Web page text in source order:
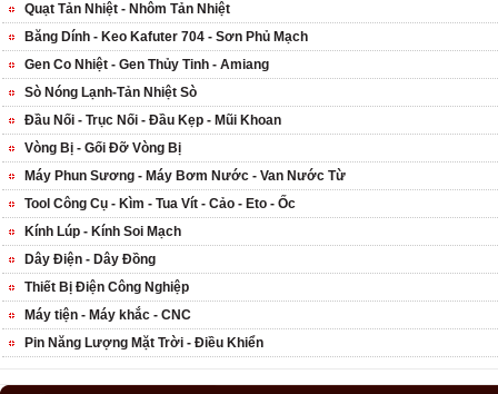
Quạt Tản Nhiệt - Nhôm Tản Nhiệt
Băng Dính - Keo Kafuter 704 - Sơn Phủ Mạch
Gen Co Nhiệt - Gen Thủy Tinh - Amiang
Sò Nóng Lạnh-Tản Nhiệt Sò
Đầu Nối - Trục Nối - Đầu Kẹp - Mũi Khoan
Vòng Bị - Gối Đỡ Vòng Bị
Máy Phun Sương - Máy Bơm Nước - Van Nước Từ
Tool Công Cụ - Kìm - Tua Vít - Cảo - Eto - Ốc
Kính Lúp - Kính Soi Mạch
Dây Điện - Dây Đồng
Thiết Bị Điện Công Nghiệp
Máy tiện - Máy khắc - CNC
Pin Năng Lượng Mặt Trời - Điều Khiển